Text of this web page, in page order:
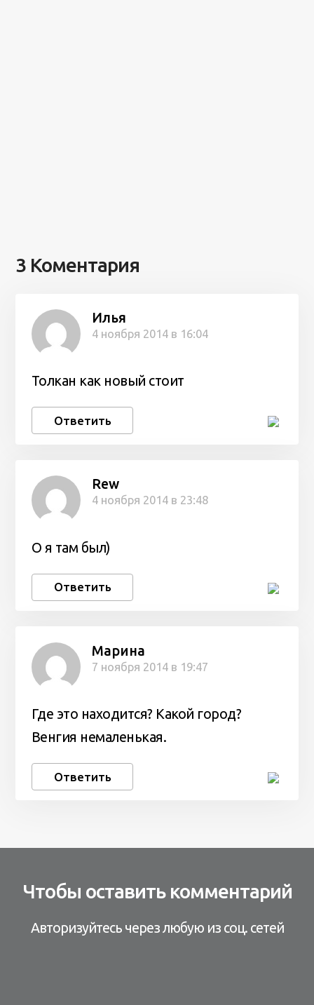
3 Коментария
Илья
4 ноября 2014 в 16:04
Толкан как новый стоит
Ответить
Rew
4 ноября 2014 в 23:48
О я там был)
Ответить
Марина
7 ноября 2014 в 19:47
Где это находится? Какой город?
Венгия немаленькая.
Ответить
Чтобы оставить комментарий
Авторизуйтесь через любую из соц. сетей